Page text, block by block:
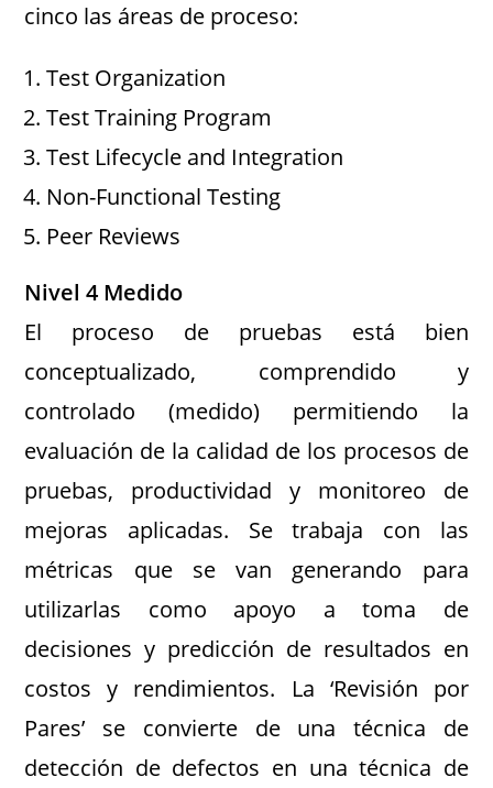
cinco las áreas de proceso:
Test Organization
Test Training Program
Test Lifecycle and Integration
Non-Functional Testing
Peer Reviews
Nivel 4 Medido
El proceso de pruebas está bien
conceptualizado, comprendido y
controlado (medido) permitiendo la
evaluación de la calidad de los procesos de
pruebas, productividad y monitoreo de
mejoras aplicadas. Se trabaja con las
métricas que se van generando para
utilizarlas como apoyo a toma de
decisiones y predicción de resultados en
costos y rendimientos. La ‘Revisión por
Pares’ se convierte de una técnica de
detección de defectos en una técnica de